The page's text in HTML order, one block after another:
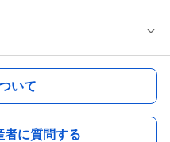
いて
者に質問する